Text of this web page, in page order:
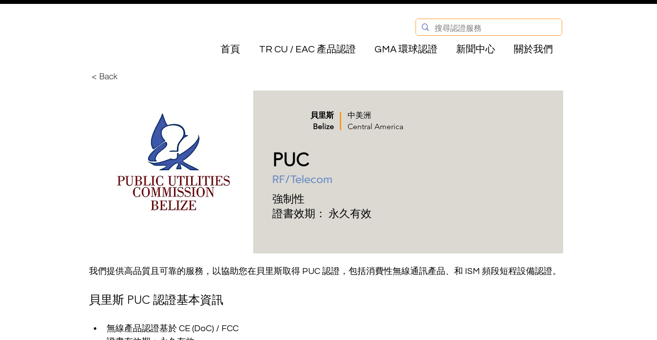
首頁 TR CU / EAC 產品認證 GMA 環球認證 新聞中心 關於我們
< Back
貝里斯
Belize
中美洲
Central America
PUC
RF/Telecom
強制性
證書效期：
永久有效
我們提供高品質且可靠的服務，以協助您在貝里斯取得 PUC 認證，包括消費性無線通訊產品、和 ISM 頻段短程設備認證。
貝里斯 PUC 認證基本資訊
無線產品認證基於 CE (DoC) / FCC